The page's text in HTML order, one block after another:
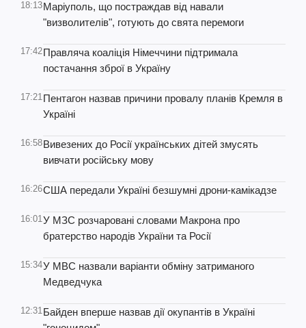
18:13Маріуполь, що постраждав від навали
"визволителів", готують до свята перемоги
17:42Правляча коаліція Німеччини підтримала
постачання зброї в Україну
17:21Пентагон назвав причини провалу планів Кремля в
Україні
16:58Вивезених до Росії українських дітей змусять
вивчати російську мову
16:26США передали Україні безшумні дрони-камікадзе
16:01У МЗС розчаровані словами Макрона про
братерство народів України та Росії
15:34У МВС назвали варіанти обміну затриманого
Медведчука
12:31Байден вперше назвав дії окупантів в Україні